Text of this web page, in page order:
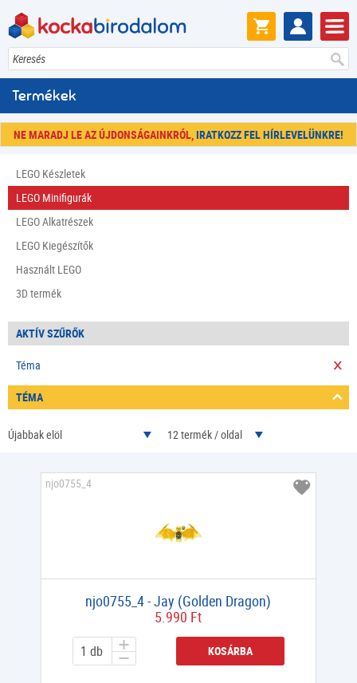
Keresés
Termékek
NE MARADJ LE AZ ÚJDONSÁGAINKRÓL, IRATKOZZ FEL HÍRLEVELÜNKRE!
LEGO Készletek
LEGO Minifigurák
LEGO Alkatrészek
LEGO Kiegészítők
Használt LEGO
3D termék
AKTÍV SZŰRŐK
Téma
TÉMA
Újabbak elöl 12 termék / oldal
njo0755_4 - Jay (Golden Dragon)
5.990 Ft
KOSÁRBA
njo0755_4